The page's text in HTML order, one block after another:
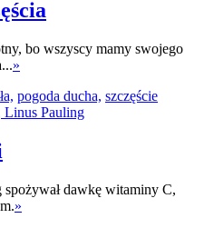
bo wszyscy mamy swojego
»
pogoda ducha, szczęście
spożywał dawkę witaminy C,
»